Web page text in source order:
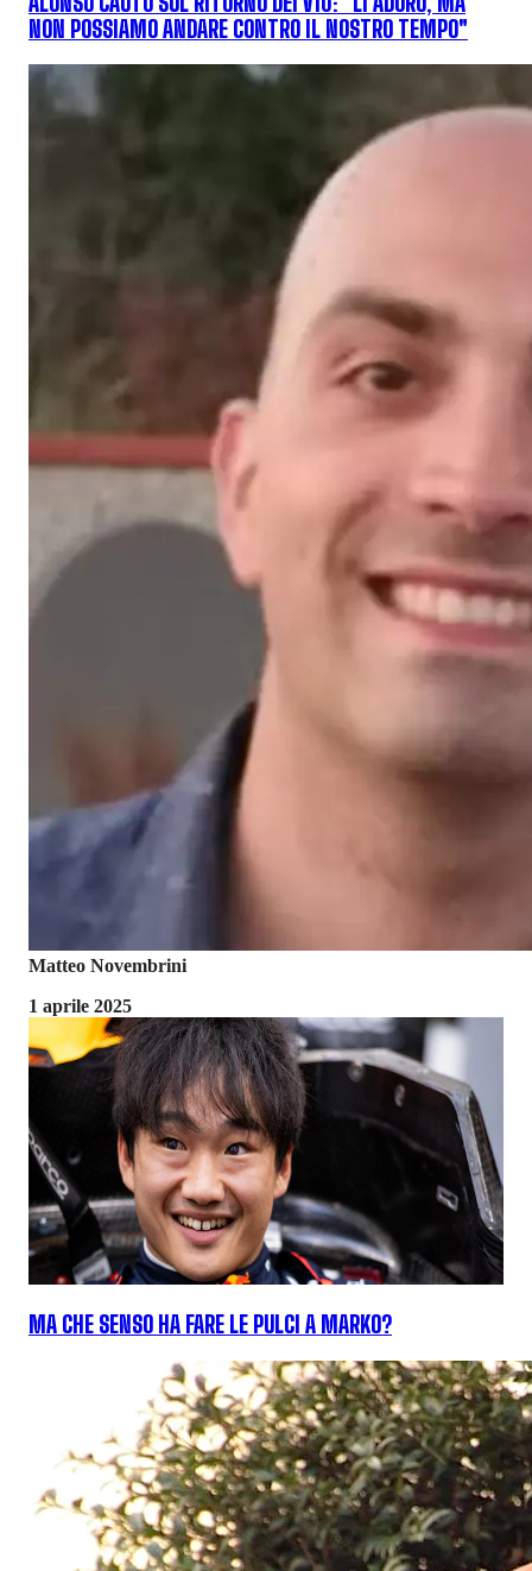
NON POSSIAMO ANDARE CONTRO IL NOSTRO TEMPO"
Matteo Novembrini
1 aprile 2025
MA CHE SENSO HA FARE LE PULCI A MARKO?